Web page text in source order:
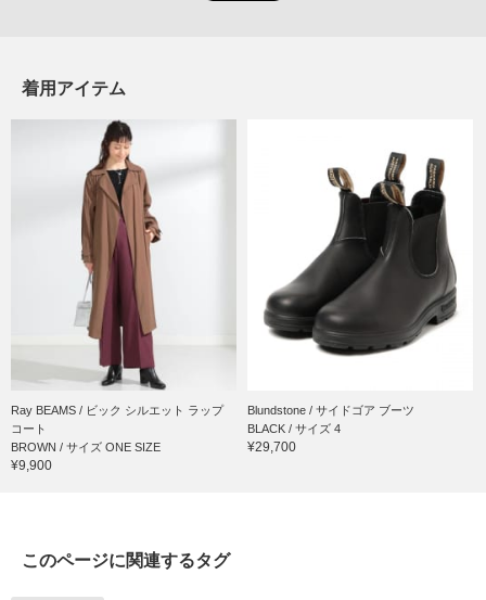
着用アイテム
Ray BEAMS / ビック シルエット ラップ
コート
BROWN / サイズ ONE SIZE
¥9,900
Blundstone / サイドゴア ブーツ
BLACK / サイズ 4
¥29,700
このページに関連するタグ